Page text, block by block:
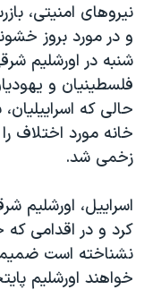
اسرائیل در جنگ
نرگس محمدی برنده
همایش
صفحه‌های ویژه
سفر پرزیدنت ترامپ
نیروهای امنیتی،
و در مورد بروز
شنبه در اورشلیم
فلسطینیان و
حالی که
خانه مورد اختلاف
زخمی شد.
کرد و در اقدامی که
نشناخته است
خواهند اورشلیم